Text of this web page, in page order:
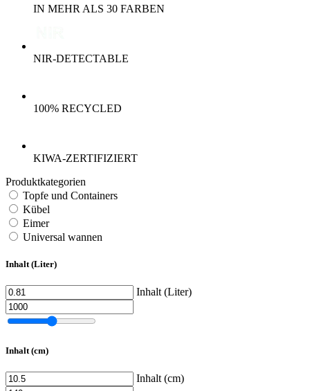
IN MEHR ALS 30 FARBEN
NIR-DETECTABLE
100% RECYCLED
KIWA-ZERTIFIZIERT
Produktkategorien
Topfe und Containers
Kübel
Eimer
Universal wannen
Inhalt (Liter)
Inhalt (Liter)
Inhalt (cm)
Inhalt (cm)